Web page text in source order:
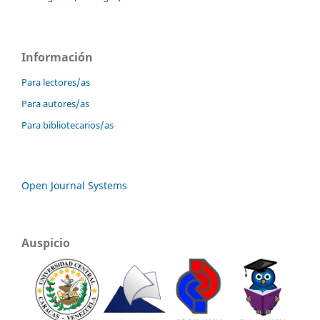
Información
Para lectores/as
Para autores/as
Para bibliotecarios/as
Open Journal Systems
Auspicio